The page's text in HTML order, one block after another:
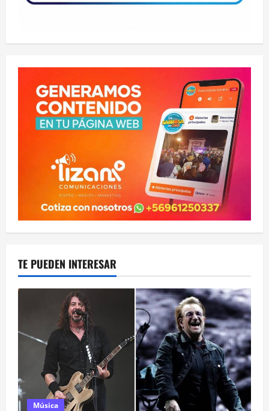
TE PUEDEN INTERESAR
Música